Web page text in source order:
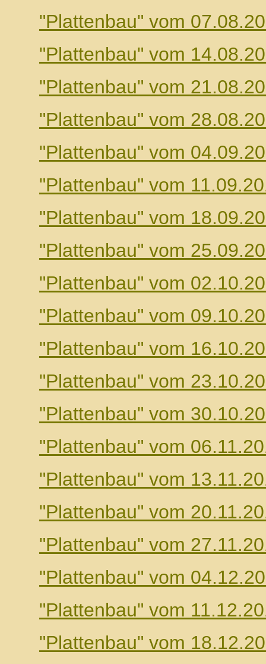
"Plattenbau" vom
"Plattenbau" vom
"Plattenbau" vom
"Plattenbau" vom
"Plattenbau" vom
"Plattenbau" vom
"Plattenbau" vom
"Plattenbau" vom
"Plattenbau" vom
"Plattenbau" vom
"Plattenbau" vom
"Plattenbau" vom
"Plattenbau" vom
"Plattenbau" vom
"Plattenbau" vom
"Plattenbau" vom
"Plattenbau" vom
"Plattenbau" vom
"Plattenbau" vom
"Plattenbau" vom